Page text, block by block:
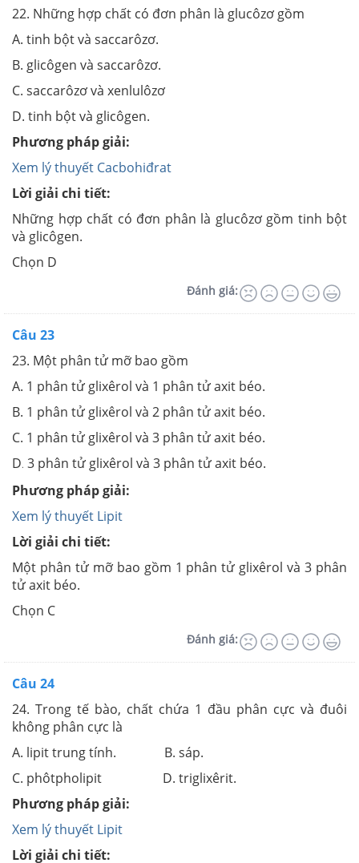
22. Những hợp chất có đơn phân là glucôzơ gồm
A. tinh bột và saccarôzơ.
B. glicôgen và saccarôzơ.
C. saccarôzơ và xenlulôzơ
D. tinh bột và glicôgen.
Phương pháp giải:
Xem lý thuyết Cacbohiđrat
Lời giải chi tiết:
Những hợp chất có đơn phân là glucôzơ gồm tinh bột
và glicôgen.
Chọn D
Đánh giá:
Câu 23
23. Một phân tử mỡ bao gồm
A. 1 phân tử glixêrol và 1 phân tử axit béo.
B. 1 phân tử glixêrol và 2 phân tử axit béo.
C. 1 phân tử glixêrol và 3 phân tử axit béo.
D. 3 phân tử glixêrol và 3 phân tử axit béo.
Phương pháp giải:
Xem lý thuyết Lipit
Lời giải chi tiết:
Một phân tử mỡ bao gồm 1 phân tử glixêrol và 3 phân
tử axit béo.
Chọn C
Đánh giá:
Câu 24
24. Trong tế bào, chất chứa 1 đầu phân cực và đuôi
không phân cực là
A. lipit trung tính. B. sáp.
C. phôtpholipit D. triglixêrit.
Phương pháp giải:
Xem lý thuyết Lipit
Lời giải chi tiết: